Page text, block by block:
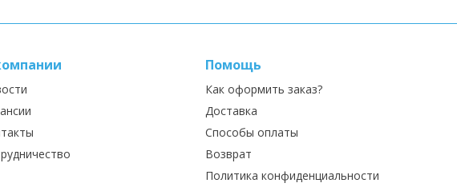
Помощь
Как оформить заказ?
Доставка
Способы оплаты
Возврат
Политика конфиденциальности